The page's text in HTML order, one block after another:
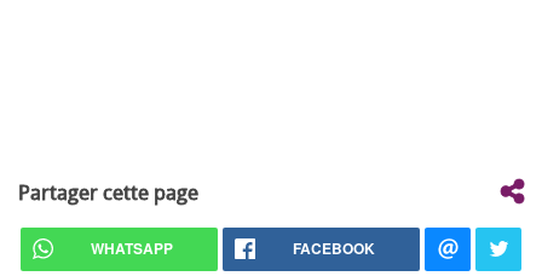
Partager cette page
WHATSAPP FACEBOOK